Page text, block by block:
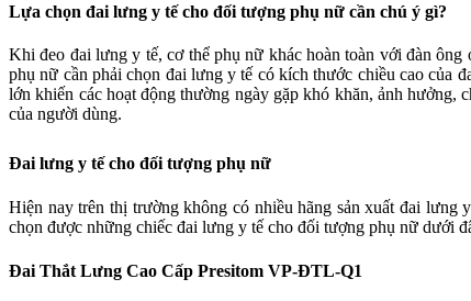
Lựa chọn đai lưng y tế cho đối tượng phụ nữ cần chú ý gì?
Khi đeo đai lưng y tế, cơ thể phụ nữ khác hoàn toàn với đàn
phụ nữ cần phải chọn đai lưng y tế có kích thước chiều cao của
lớn khiến các hoạt động thường ngày gặp khó khăn, ảnh
của người dùng.
Đai lưng y tế cho đối tượng phụ nữ
Hiện nay trên thị trường không có nhiều hãng sản xuất đai
chọn được những chiếc đai lưng y tế cho đối tượng phụ nữ dưới
Đai Thắt Lưng Cao Cấp Presitom VP-ĐTL-Q1